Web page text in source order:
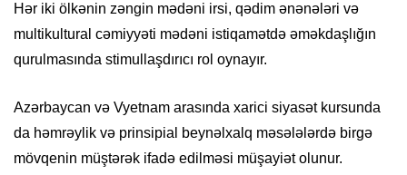
Hər iki ölkənin zəngin mədəni irsi, qədim ənənələri və
multikultural cəmiyyəti mədəni istiqamətdə əməkdaşlığın
qurulmasında stimullaşdırıcı rol oynayır.
Azərbaycan və Vyetnam arasında xarici siyasət kursunda
da həmrəylik və prinsipial beynəlxalq məsələlərdə birgə
mövqenin müştərək ifadə edilməsi müşayiət olunur.